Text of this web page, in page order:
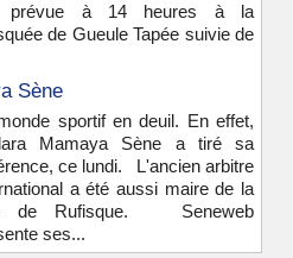
prévue à 14 heures à la
de Gueule Tapée suivie de
Sène
sportif en deuil. En effet,
Mamaya Sène a tiré sa
ce lundi. L'ancien arbitre
a été aussi maire de la
de Rufisque. Seneweb
ses...